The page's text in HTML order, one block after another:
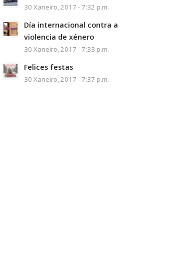
30 Xaneiro, 2017 - 7:32 p.m.
Día internacional contra a
violencia de xénero
30 Xaneiro, 2017 - 7:33 p.m.
Felices festas
30 Xaneiro, 2017 - 7:37 p.m.